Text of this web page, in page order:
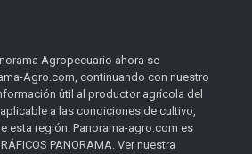
Agropecuario ahora se
Agro.com, continuando con nuestro
útil al productor agrícola del
a las condiciones de cultivo,
esta región. Panorama-agro.com es
PANORAMA. Ver nuestra